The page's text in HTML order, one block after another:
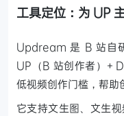
工具定位：为 UP
Updream 是 B 站自
UP（B 站创作者）+
低视频创作门槛，帮助
它支持文生图、文生